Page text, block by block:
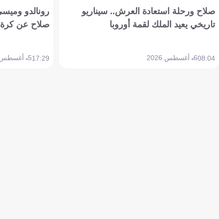
صلاح ورحلة استعادة العرش.. سيناريو
تاريخي يعيد الملك لقمة أوروبا
08:046 أغسطس 2026
رونالدو
صلاح عن كرة
17:295 أغسطس 2026